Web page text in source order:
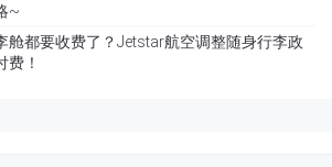
~
舱都要收费了？Jetstar航空调整随身行李政
费！